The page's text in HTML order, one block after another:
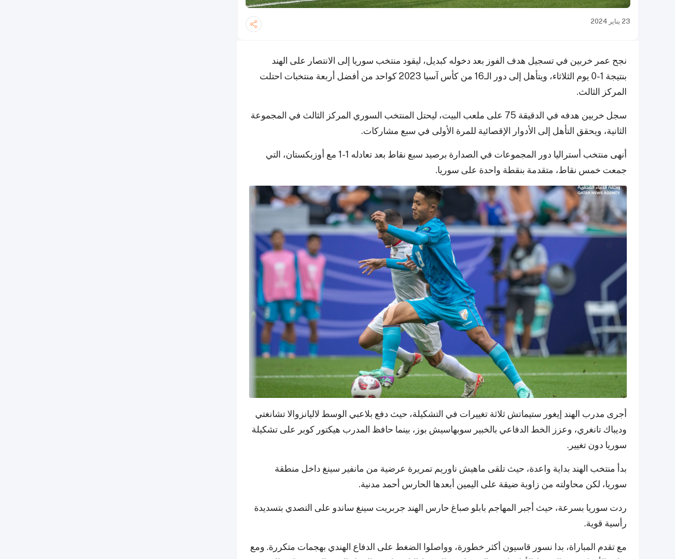
23 يناير 2024
نجح عمر خربين في تسجيل هدف الفوز بعد دخوله كبديل، ليقود منتخب سوريا إلى الانتصار على الهند
بنتيجة 1-0 يوم الثلاثاء، ويتأهل إلى دور الـ16 من كأس آسيا 2023 كواحد من أفضل أربعة منتخبات احتلت
المركز الثالث.
سجل خربين هدفه في الدقيقة 75 على ملعب البيت، ليحتل المنتخب السوري المركز الثالث في المجموعة
الثانية، ويحقق التأهل إلى الأدوار الإقصائية للمرة الأولى في سبع مشاركات.
أنهى منتخب أستراليا دور المجموعات في الصدارة برصيد سبع نقاط بعد تعادله 1-1 مع أوزبكستان، التي
جمعت خمس نقاط، متقدمة بنقطة واحدة على سوريا.
أجرى مدرب الهند إيغور ستيماتش ثلاثة تغييرات في التشكيلة، حيث دفع بلاعبي الوسط لاليانزوالا تشانغتي
وديباك تانغري، وعزز الخط الدفاعي بالخبير سوبهاسيش بوز، بينما حافظ المدرب هيكتور كوبر على تشكيلة
سوريا دون تغيير.
بدأ منتخب الهند بداية واعدة، حيث تلقى ماهيش ناوريم تمريرة عرضية من مانفير سينغ داخل منطقة
سوريا، لكن محاولته من زاوية ضيقة على اليمين أبعدها الحارس أحمد مدنية.
ردت سوريا بسرعة، حيث أجبر المهاجم بابلو صباغ حارس الهند جربريت سينغ ساندو على التصدي بتسديدة
رأسية قوية.
مع تقدم المباراة، بدا نسور قاسيون أكثر خطورة، وواصلوا الضغط على الدفاع الهندي بهجمات متكررة. ومع